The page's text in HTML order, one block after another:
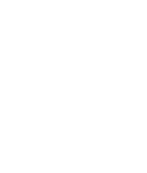
(rue Gourgas
Culturel
(Grütli)